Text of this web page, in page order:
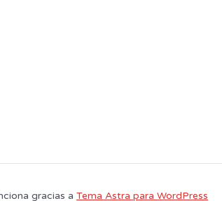
gracias a Tema Astra para WordPress